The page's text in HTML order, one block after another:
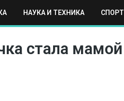
НАУКА И ТЕХНИКА СПОРТ
РЕГИОНЫ МИР
стала мамой